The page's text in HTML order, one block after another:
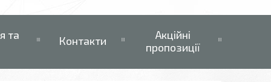
та Контакти
Акційні
пропозиції